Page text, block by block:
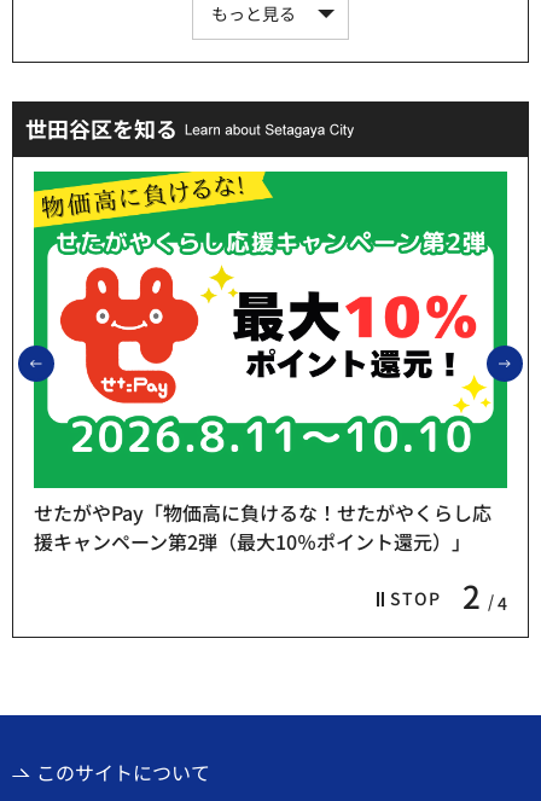
もっと見る
世田谷区を知る
前のスライドを表示
STOP 3 4
価高に負けるな！せたがやくらし応
2弾（最大10％ポイント還元）」
熱中症予防「
このサイトについて